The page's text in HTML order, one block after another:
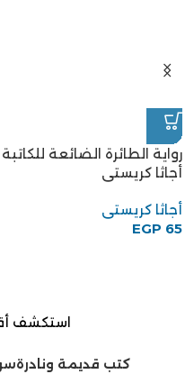
رواية الطائرة الضائعة للكاتبة
أجاثا كريستى
أجاثا كريستى
EGP 65
استكشف
كتب قديمة ونادرة